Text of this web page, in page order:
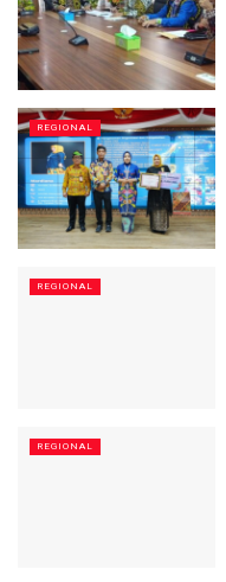
REGIONAL
REGIONAL
REGIONAL